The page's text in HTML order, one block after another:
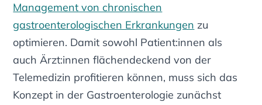
Management von chronischen
gastroenterologischen Erkrankungen zu
optimieren. Damit sowohl Patient:innen als
auch Ärzt:innen flächendeckend von der
Telemedizin profitieren können, muss sich das
Konzept in der Gastroenterologie zunächst